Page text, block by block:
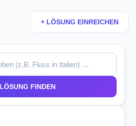
+ LÖSUNG EINREICHEN
LÖSUNG FINDEN